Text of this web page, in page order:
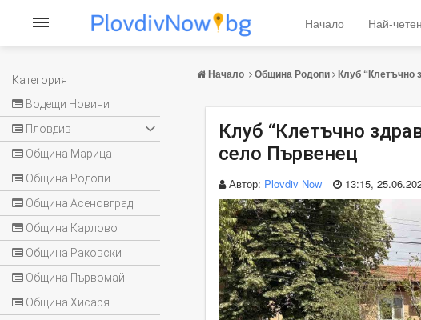
Категория
Водещи Новини
Пловдив
Община Марица
Община Родопи
Община Асеновград
Община Карлово
Община Раковски
Община Първомай
Община Хисаря
Начало Най-
Начало Община Родопи Клуб “Клетъчно
Клуб “Клетъчно
село Първенец
Автор: Plovdiv Now 13:15,